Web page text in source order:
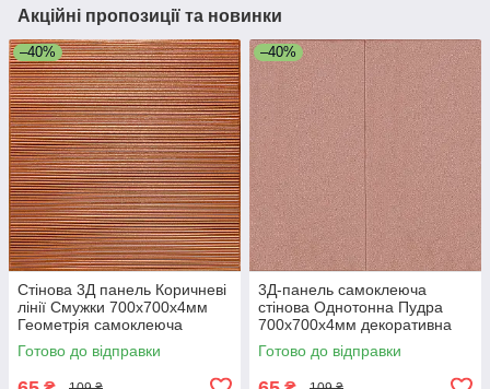
Акційні пропозиції та новинки
–40%
Стінова 3Д панель Коричневі
лінії Смужки 700х700х4мм
Геометрія самоклеюча
декоративна для стін SW-
00001955
Готово до відправки
–40%
3Д-панель самоклеюча
стінова Однотонна Пудра
700х700х4мм декоративна
стінова ПВХ SW-00001962
Готово до відправки